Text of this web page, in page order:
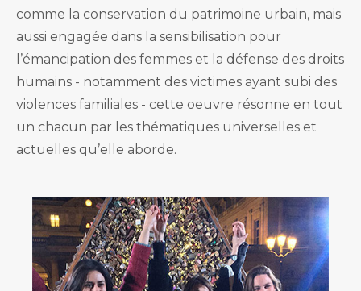
comme la conservation du patrimoine urbain, mais
aussi engagée dans la sensibilisation pour
l’émancipation des femmes et la défense des droits
humains - notamment des victimes ayant subi des
violences familiales - cette oeuvre résonne en tout
un chacun par les thématiques universelles et
actuelles qu’elle aborde.